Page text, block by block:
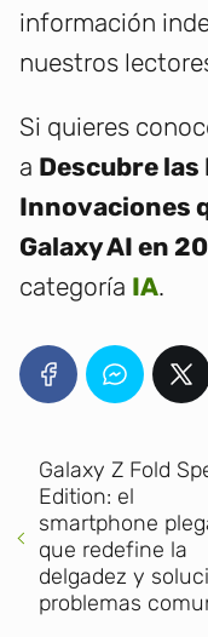
información
nuestros
Si quieres
a Descubre
Innovaciones
Galaxy AI en
categoría IA.
Galaxy Z Fold
Edition: el
smartphone
que redefine la
delgadez y
problemas